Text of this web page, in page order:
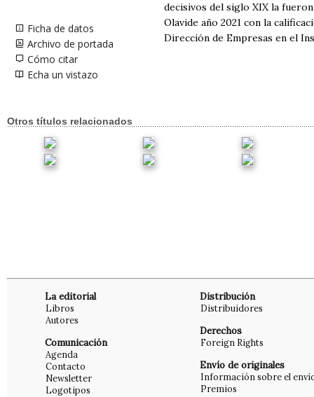
Ficha de datos
Archivo de portada
Cómo citar
Echa un vistazo
decisivos del siglo XIX la
Olavide año 2021 con la
Dirección de Empresas en el
Otros títulos relacionados
La editorial
Libros
Autores
Comunicación
Agenda
Contacto
Newsletter
Logotipos
Distribución
Distribuidores
Derechos
Foreign Rights
Envío de originales
Información sobre el
Premios